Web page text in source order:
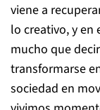
viene a
lo creativo, y
mucho que
transformarse
sociedad en